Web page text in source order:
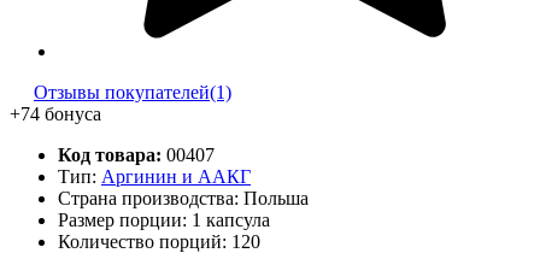
Отзывы покупателей(1)
+74 бонуса
Код товара: 00407
Тип: Аргинин и ААКГ
Страна производства: Польша
Размер порции: 1 капсула
Количество порций: 120